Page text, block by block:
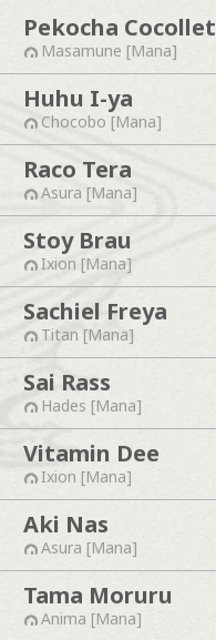
Pekocha Cocollet
Masamune [Mana]
Huhu I-ya
Chocobo [Mana]
Raco Tera
Asura [Mana]
Stoy Brau
Ixion [Mana]
Sachiel Freya
Titan [Mana]
Sai Rass
Hades [Mana]
Vitamin Dee
Ixion [Mana]
Aki Nas
Asura [Mana]
Tama Moruru
Anima [Mana]